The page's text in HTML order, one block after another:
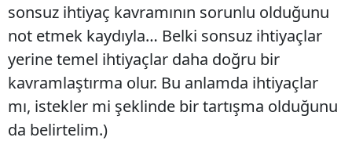
sonsuz ihtiyaç kavramının sorunlu olduğunu
not etmek kaydıyla… Belki sonsuz ihtiyaçlar
yerine temel ihtiyaçlar daha doğru bir
kavramlaştırma olur. Bu anlamda ihtiyaçlar
mı, istekler mi şeklinde bir tartışma olduğunu
da belirtelim.)